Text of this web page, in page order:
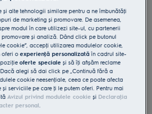
pirolitica A+ 65 l litri
Fișa cu informaţii despre produs
600 mentine caldura in toate colturile
asigura gatitul uniform pe ambele
grăsimea și reziduurile alimentare în
și alte tehnologii similare pentru a ne îmbunătăţi
de marketing și promovare. De asemenea,
modul în care utilizezi site-ul, cu partenerii
și analiză. Dând click pe butonul
cookie”, accepţi utilizarea modulelor cookie,
oferi oexperienţă personalizată în cadrul site-
oferte speciale și să îţi afișăm reclame
alegi să dai click pe „Continuă fără a
cookie neesenţiale, ceea ce poate afecta
serviciile pe care ţi le putem oferi. Pentru mai
Avizul privind modulele cookie și Declaraţia
personal.